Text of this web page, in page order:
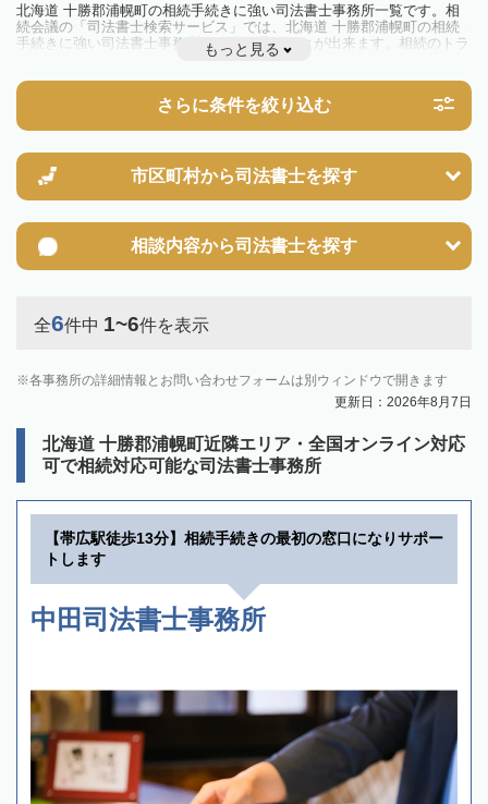
北海道 十勝郡浦幌町の相続手続きに強い司法書士事務所一覧です。相
続会議の「司法書士検索サービス」では、北海道 十勝郡浦幌町の相続
手続きに強い司法書士事務所を一覧で見ることが出来ます。相続のトラ
ブルやお悩みを抱えている方は一度近隣の司法書士に相談してみましょ
もっと見る
さらに条件を絞り込む
市区町村から司法書士を探す
相談内容から司法書士を探す
全6件中 1~6件を表示
各事務所の詳細情報とお問い合わせフォームは別ウィンドウで開きます
更新日：2026年8月7日
北海道 十勝郡浦幌町近隣エリア・全国オンライン対応
可で相続対応可能な司法書士事務所
【帯広駅徒歩13分】相続手続きの最初の窓口になりサポー
トします
中田司法書士事務所